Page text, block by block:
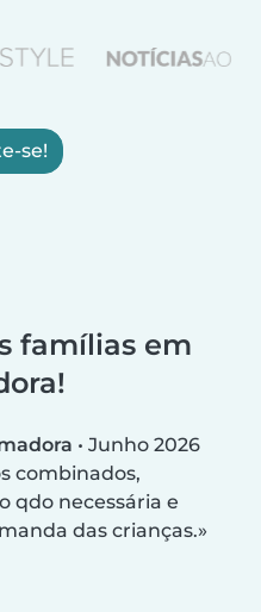
se!
famílias em
• Junho 2026
combinados,
qdo necessária e
das crianças.